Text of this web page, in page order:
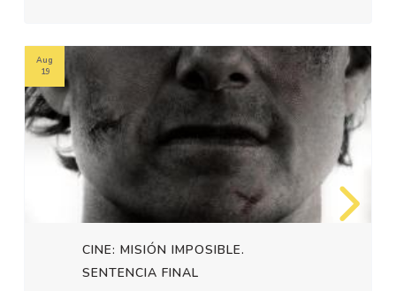
CINE: MISIÓN IMPOSIBLE.
SENTENCIA FINAL
Aug
19